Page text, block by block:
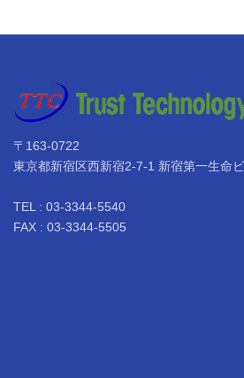
〒163-0722
東京都新宿区西新宿2-7-1 新宿第一生命
TEL : 03-3344-5540
FAX : 03-3344-5505